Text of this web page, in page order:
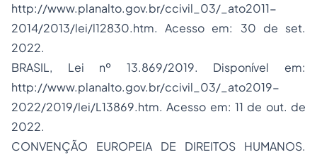
http://www.planalto.gov.br/ccivil_03/_ato2011-
2014/2013/lei/l12830.htm. Acesso em: 30 de set.
2022.
BRASIL, Lei nº 13.869/2019. Disponível em:
http://www.planalto.gov.br/ccivil_03/_ato2019-
2022/2019/lei/L13869.htm. Acesso em: 11 de out. de
2022.
CONVENÇÃO EUROPEIA DE DIREITOS HUMANOS.